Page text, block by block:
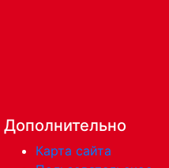
Дополнительно
Карта сайта